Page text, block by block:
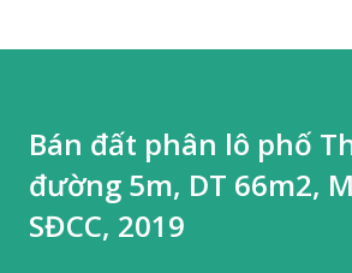
Bán đất phân lô phố
đường 5m, DT 66m2,
SĐCC, 2019